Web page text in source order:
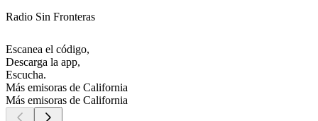
Radio Sin Fronteras
Escanea el código,
Descarga la app,
Escucha.
Más emisoras de California
Más emisoras de California